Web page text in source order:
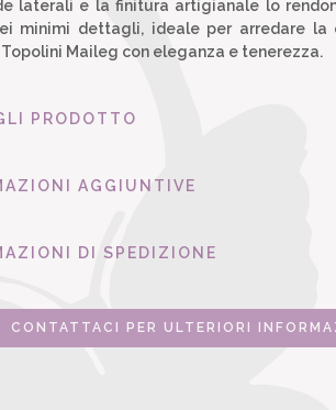
laterali e la finitura artigianale lo
minimi dettagli, ideale per arredare la
Topolini Maileg con eleganza e tenerezza.
PRODOTTO
AGGIUNTIVE
DI SPEDIZIONE
CONTATTACI PER ULTERIORI